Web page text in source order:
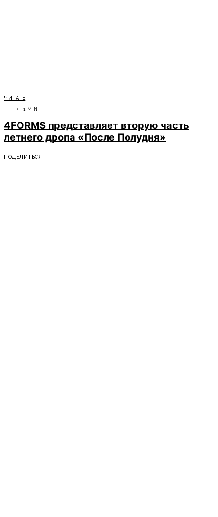
ЧИТАТЬ
1 MIN
4FORMS представляет вторую часть
летнего дропа «После Полудня»
ПОДЕЛИТЬСЯ